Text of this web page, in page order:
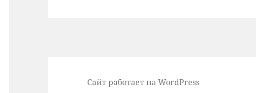
Сайт работает на WordPress